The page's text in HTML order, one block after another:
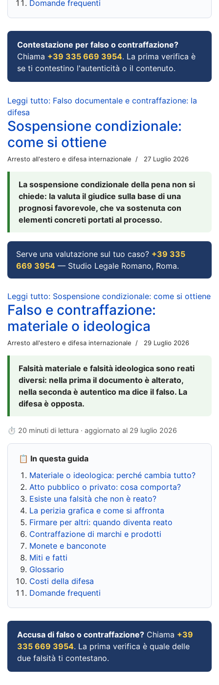
Domande frequenti
Contestazione per falso o contraffazione?
Chiama +39 335 669 3954. La prima verifica è
se ti contestino l'autenticità o il contenuto.
Leggi tutto: Falso documentale e contraffazione: la
difesa
Sospensione condizionale:
come si ottiene
Arresto all'estero e difesa internazionale 27 Luglio 2026
La sospensione condizionale della pena non si
chiede: la valuta il giudice sulla base di una
prognosi favorevole, che va sostenuta con
elementi concreti portati al processo.
Serve una valutazione sul tuo caso? +39 335
669 3954 — Studio Legale Romano, Roma.
Leggi tutto: Sospensione condizionale: come si ottiene
Falso e contraffazione:
materiale o ideologica
Arresto all'estero e difesa internazionale 29 Luglio 2026
Falsità materiale e falsità ideologica sono reati
diversi: nella prima il documento è alterato,
nella seconda è autentico ma dice il falso. La
difesa è opposta.
⏱ 20 minuti di lettura · aggiornato al 29 luglio 2026
📋 In questa guida
Materiale o ideologica: perché cambia tutto?
Atto pubblico o privato: cosa comporta?
Esiste una falsità che non è reato?
La perizia grafica e come si affronta
Firmare per altri: quando diventa reato
Contraffazione di marchi e prodotti
Monete e banconote
Miti e fatti
Glossario
Costi della difesa
Domande frequenti
Accusa di falso o contraffazione? Chiama +39
335 669 3954. La prima verifica è quale delle
due falsità ti contestano.